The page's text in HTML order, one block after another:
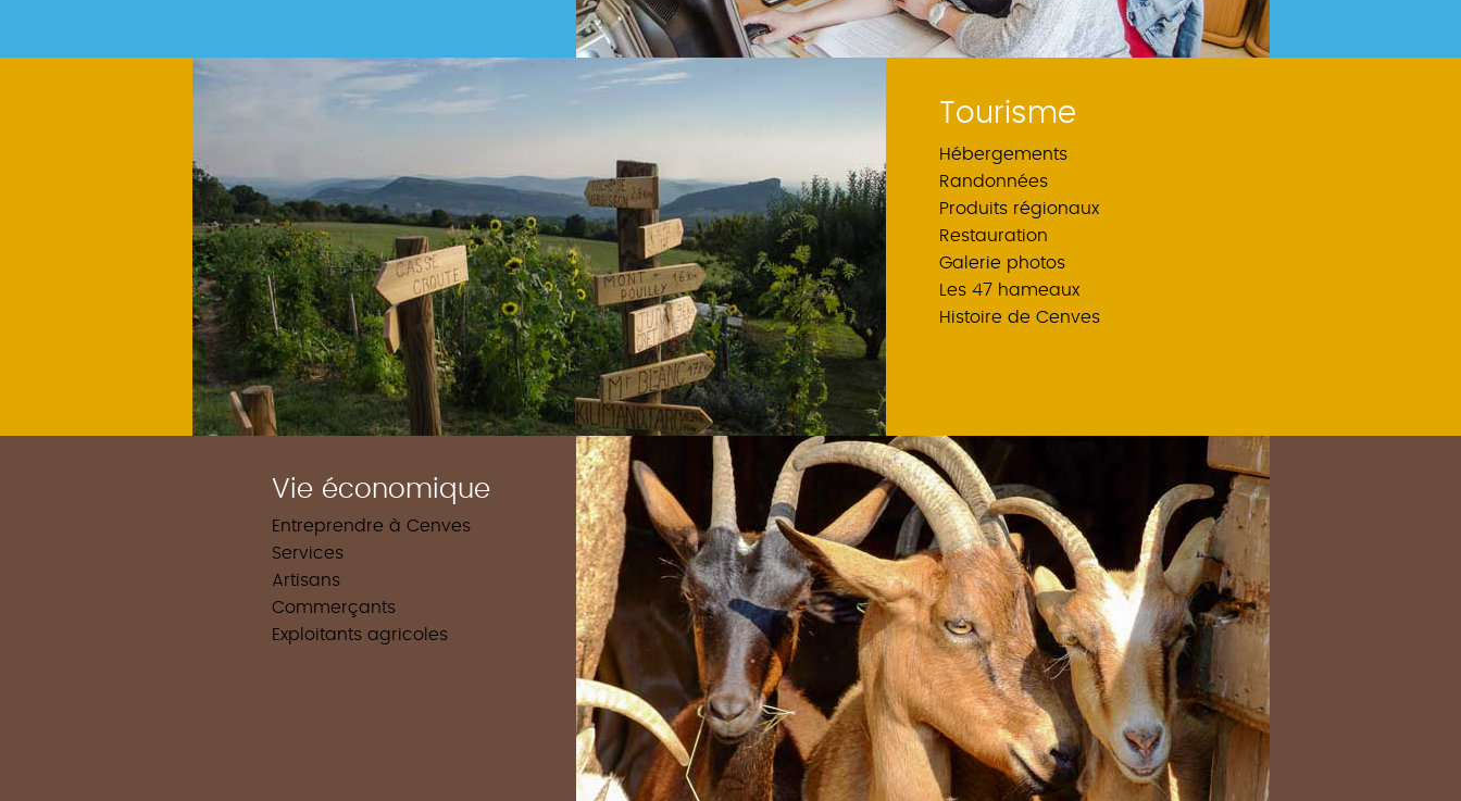
Tourisme
Hébergements
Randonnées
Produits régionaux
Restauration
Galerie photos
Les 47 hameaux
Histoire de Cenves
Vie économique
Entreprendre à Cenves
Services
Artisans
Commerçants
Exploitants agricoles